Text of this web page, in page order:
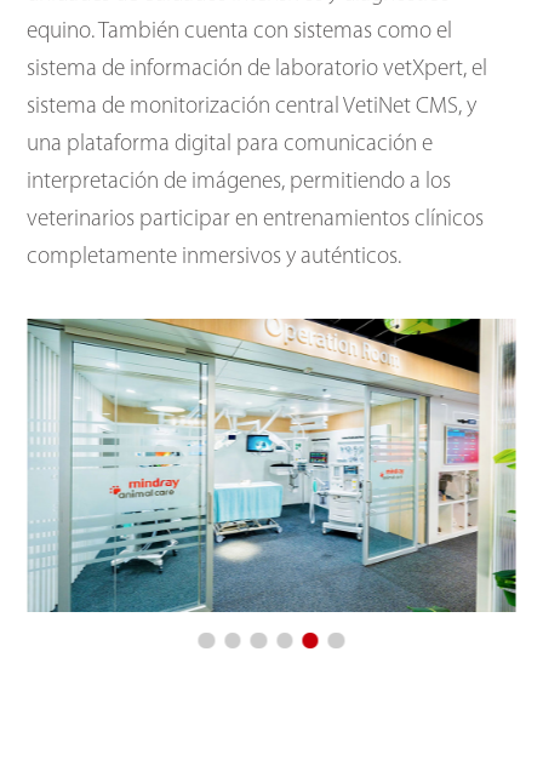
equino. También cuenta con sistemas como el
sistema de información de laboratorio vetXpert, el
sistema de monitorización central VetiNet CMS, y
una plataforma digital para comunicación e
interpretación de imágenes, permitiendo a los
veterinarios participar en entrenamientos clínicos
completamente inmersivos y auténticos.